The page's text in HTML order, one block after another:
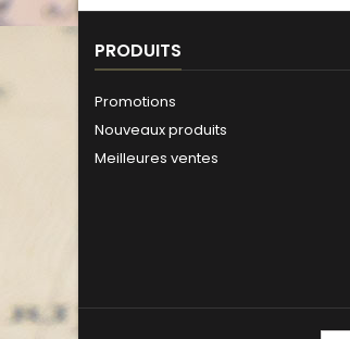
PRODUITS
Promotions
Nouveaux produits
Meilleures ventes